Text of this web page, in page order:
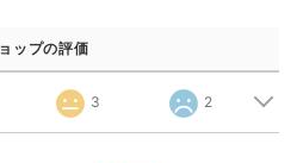
ップの評価
3 2